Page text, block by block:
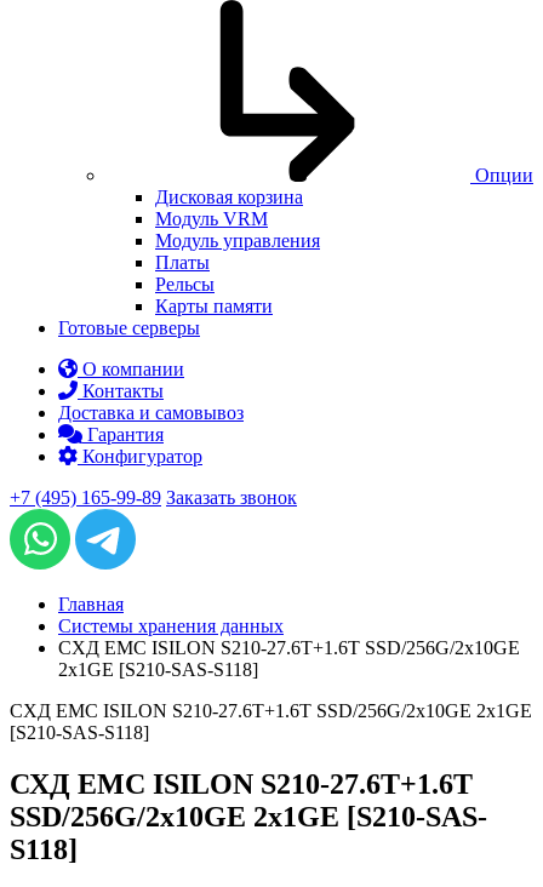
Опции
Дисковая корзина
Модуль VRM
Модуль управления
Платы
Рельсы
Карты памяти
Готовые серверы
О компании
Контакты
Доставка и самовывоз
Гарантия
Конфигуратор
+7 (495) 165-99-89 Заказать звонок
Главная
Системы хранения данных
СХД EMC ISILON S210-27.6T+1.6T SSD/256G/2x10GE
2x1GE [S210-SAS-S118]
СХД EMC ISILON S210-27.6T+1.6T SSD/256G/2x10GE 2x1GE
[S210-SAS-S118]
СХД EMC ISILON S210-27.6T+1.6T
SSD/256G/2x10GE 2x1GE [S210-SAS-
S118]